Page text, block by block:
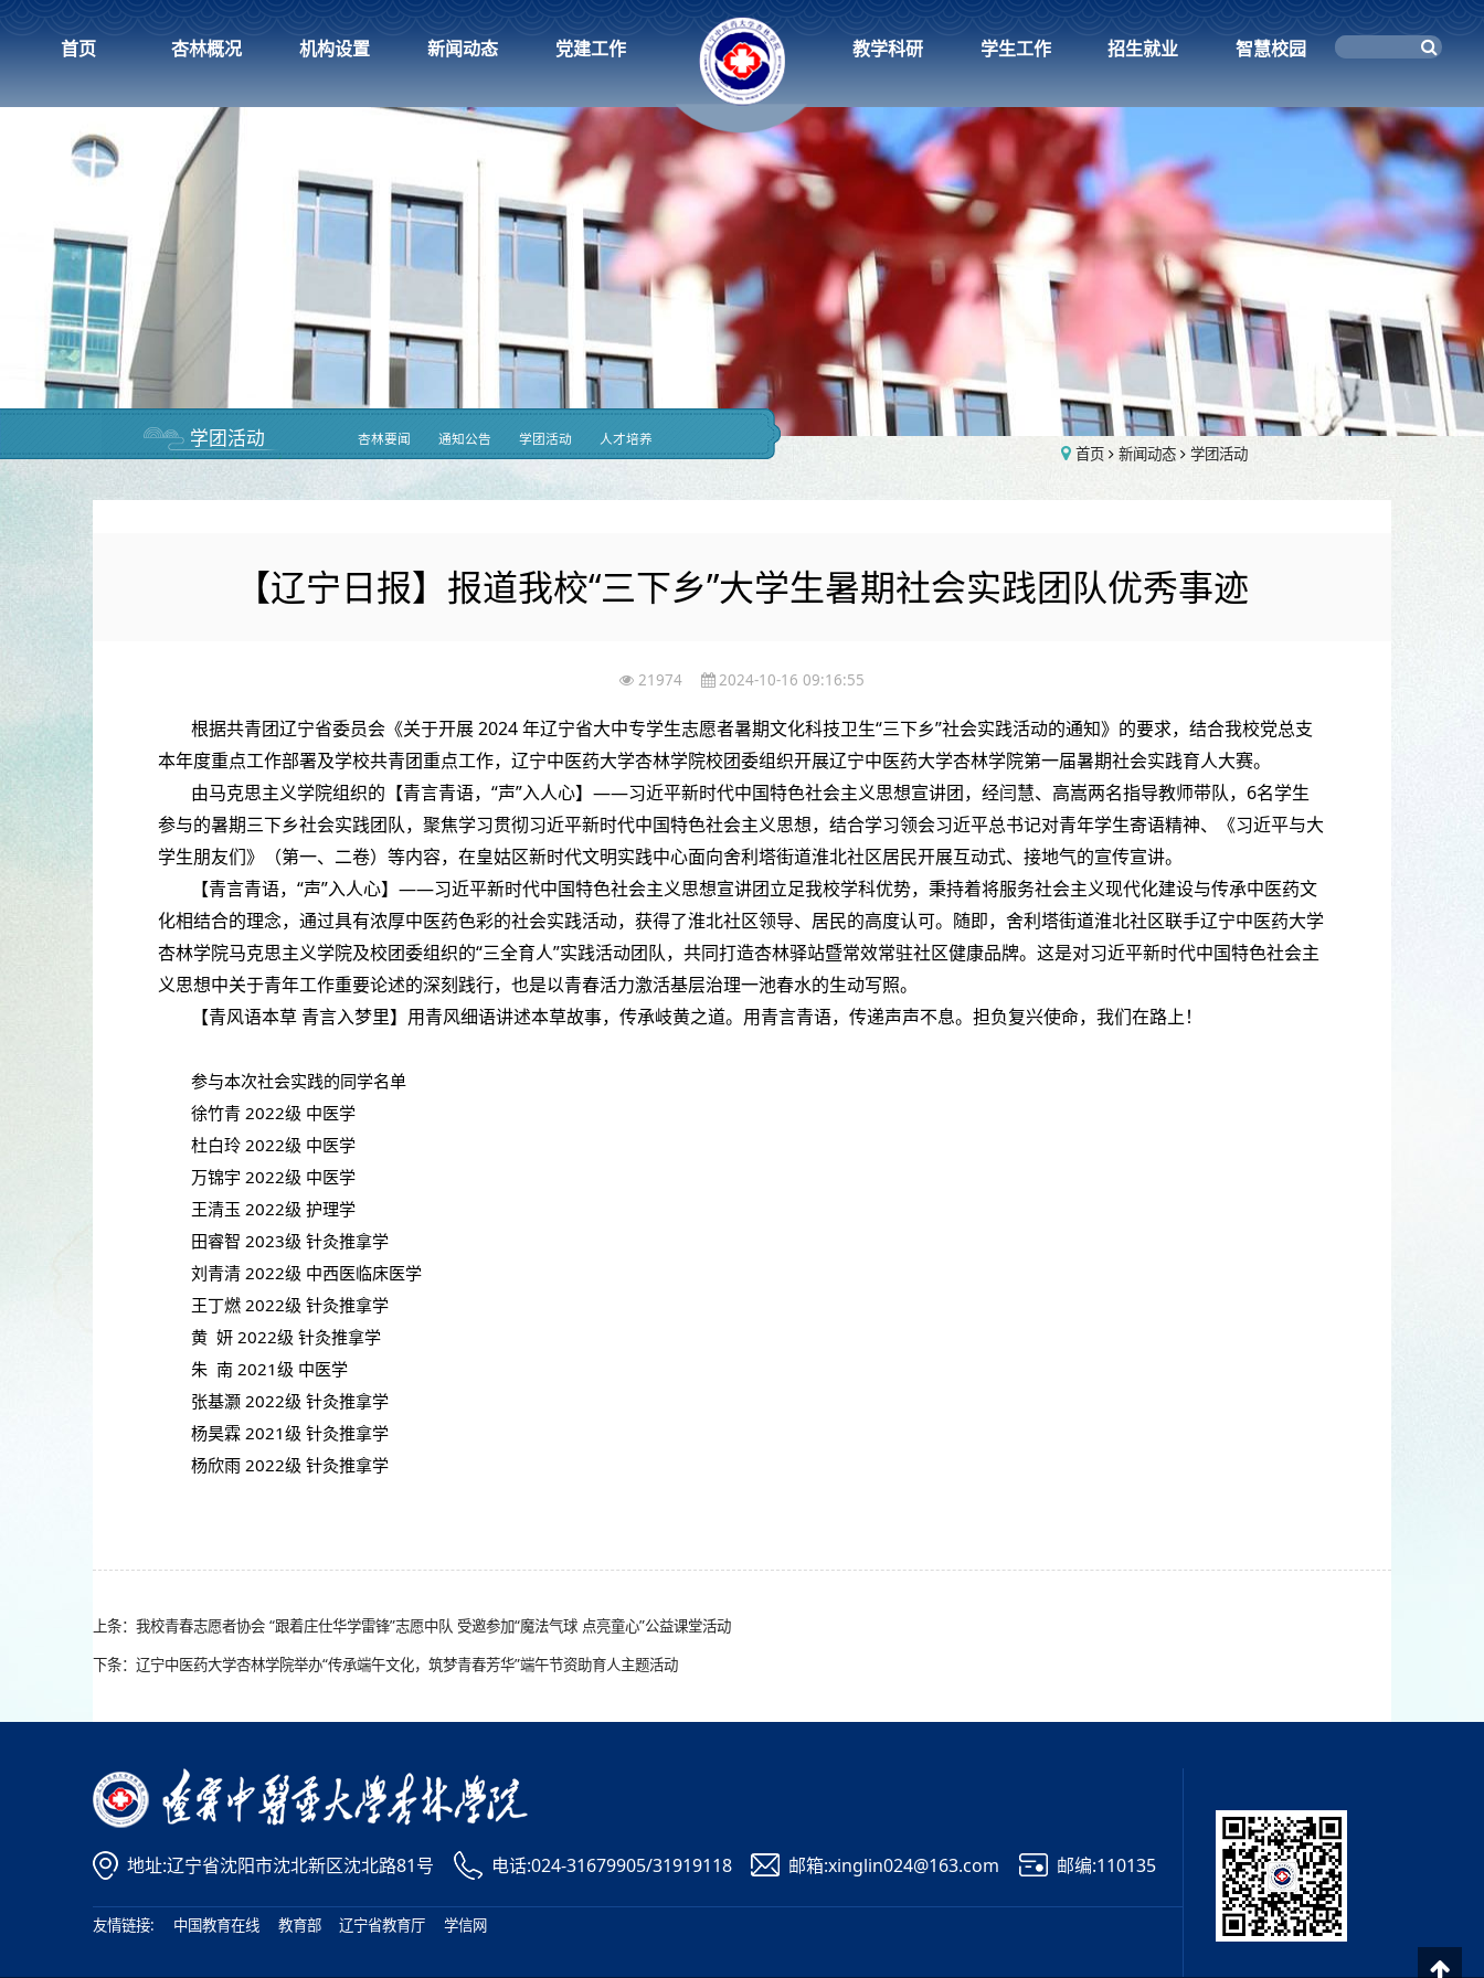
首页 杏林概况 机构设置 新闻动态 党建工作 教学科研 学生工作 招生就业 智慧校园
学团活动 杏林要闻 通知公告 学团活动 人才培养
首页 新闻动态 学团活动
【辽宁日报】报道我校“三下乡”大学生暑期社会实践团队优秀事迹
21974 2024-10-16 09:16:55
根据共青团辽宁省委员会《关于开展 2024 年辽宁省大中专学生志愿者暑期文化科技卫生“三下乡”社会实践活动的通知》的要求，结合我校党总支
本年度重点工作部署及学校共青团重点工作，辽宁中医药大学杏林学院校团委组织开展辽宁中医药大学杏林学院第一届暑期社会实践育人大赛。
由马克思主义学院组织的【青言青语，“声”入人心】——习近平新时代中国特色社会主义思想宣讲团，经闫慧、高嵩两名指导教师带队，6名学生
参与的暑期三下乡社会实践团队，聚焦学习贯彻习近平新时代中国特色社会主义思想，结合学习领会习近平总书记对青年学生寄语精神、《习近平与大
学生朋友们》（第一、二卷）等内容，在皇姑区新时代文明实践中心面向舍利塔街道淮北社区居民开展互动式、接地气的宣传宣讲。
【青言青语，“声”入人心】——习近平新时代中国特色社会主义思想宣讲团立足我校学科优势，秉持着将服务社会主义现代化建设与传承中医药文
化相结合的理念，通过具有浓厚中医药色彩的社会实践活动，获得了淮北社区领导、居民的高度认可。随即，舍利塔街道淮北社区联手辽宁中医药大学
杏林学院马克思主义学院及校团委组织的“三全育人”实践活动团队，共同打造杏林驿站暨常效常驻社区健康品牌。这是对习近平新时代中国特色社会主
义思想中关于青年工作重要论述的深刻践行，也是以青春活力激活基层治理一池春水的生动写照。
【青风语本草 青言入梦里】用青风细语讲述本草故事，传承岐黄之道。用青言青语，传递声声不息。担负复兴使命，我们在路上！
参与本次社会实践的同学名单
徐竹青 2022级 中医学
杜白玲 2022级 中医学
万锦宇 2022级 中医学
王清玉 2022级 护理学
田睿智 2023级 针灸推拿学
刘青清 2022级 中西医临床医学
王丁燃 2022级 针灸推拿学
黄 妍 2022级 针灸推拿学
朱 南 2021级 中医学
张基灏 2022级 针灸推拿学
杨昊霖 2021级 针灸推拿学
杨欣雨 2022级 针灸推拿学
上条：我校青春志愿者协会 “跟着庄仕华学雷锋”志愿中队 受邀参加“魔法气球 点亮童心”公益课堂活动
下条：辽宁中医药大学杏林学院举办“传承端午文化，筑梦青春芳华”端午节资助育人主题活动
地址:辽宁省沈阳市沈北新区沈北路81号 电话:024-31679905/31919118 邮箱:xinglin024@163.com 邮编:110135
友情链接: 中国教育在线 教育部 辽宁省教育厅 学信网